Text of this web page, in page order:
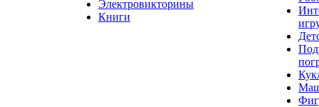
Электровикторины
Книги